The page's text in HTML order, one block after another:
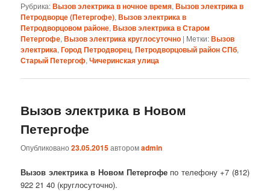
Рубрика:Вызов электрика в ночное время,Вызов электрика в
Петродворце (Петергофе),Вызов электрика в
Петродворцовом районе,Вызов электрика в Старом
Петергофе,Вызов электрика круглосуточно | Метки:Вызов
электрика,Город Петродворец,Петродворцовый район СПб,
Старый Петергоф,Чичеринская улица
Вызов электрика в Новом
Петергофе
Опубликовано23.05.2015авторомadmin
Вызов электрика в Новом Петергофе по телефону +7 (812)
922 21 40 (круглосуточно).